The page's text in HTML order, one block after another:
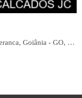
Av. do Sol Nascente - Jardim Nova Esperanca, Goiânia - GO, 74465-440, Brasil